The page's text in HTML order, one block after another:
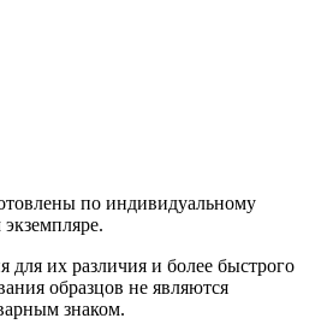
по индивидуальному
их различия и более быстрого
образцов не являются
знаком.